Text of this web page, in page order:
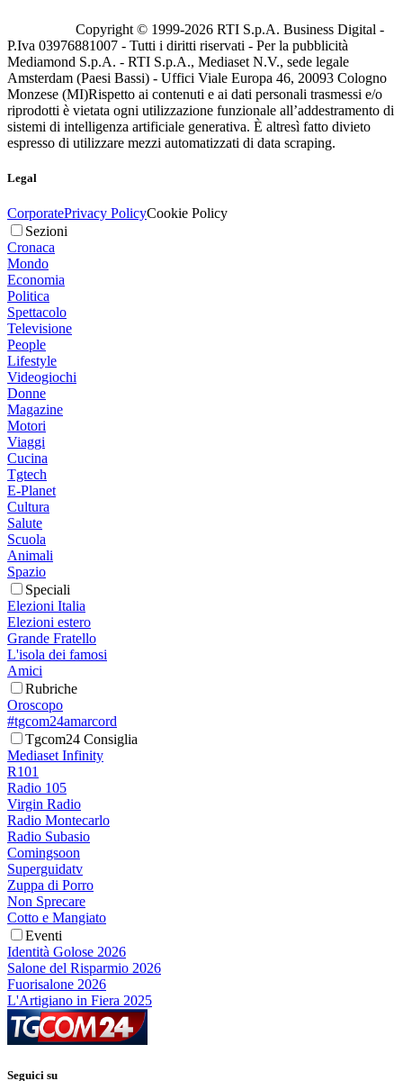
Copyright © 1999-2026 RTI S.p.A. Business Digital -
P.Iva 03976881007 - Tutti i diritti riservati - Per la pubblicità
Mediamond S.p.A. - RTI S.p.A., Mediaset N.V., sede legale
Amsterdam (Paesi Bassi) - Uffici Viale Europa 46, 20093 Cologno
Monzese (MI)Rispetto ai contenuti e ai dati personali trasmessi e/o
riprodotti è vietata ogni utilizzazione funzionale all’addestramento di
sistemi di intelligenza artificiale generativa. È altresì fatto divieto
espresso di utilizzare mezzi automatizzati di data scraping.
Legal
CorporatePrivacy PolicyCookie Policy
Sezioni
Cronaca
Mondo
Economia
Politica
Spettacolo
Televisione
People
Lifestyle
Videogiochi
Donne
Magazine
Motori
Viaggi
Cucina
Tgtech
E-Planet
Cultura
Salute
Scuola
Animali
Spazio
Speciali
Elezioni Italia
Elezioni estero
Grande Fratello
L'isola dei famosi
Amici
Rubriche
Oroscopo
#tgcom24amarcord
Tgcom24 Consiglia
Mediaset Infinity
R101
Radio 105
Virgin Radio
Radio Montecarlo
Radio Subasio
Comingsoon
Superguidatv
Zuppa di Porro
Non Sprecare
Cotto e Mangiato
Eventi
Identità Golose 2026
Salone del Risparmio 2026
Fuorisalone 2026
L'Artigiano in Fiera 2025
Seguici su